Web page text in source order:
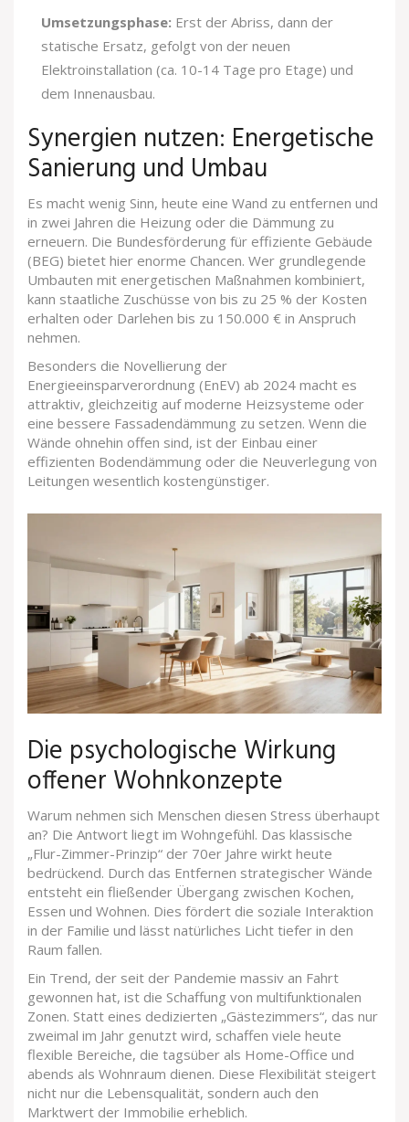
Umsetzungsphase: Erst der Abriss, dann der
statische Ersatz, gefolgt von der neuen
Elektroinstallation (ca. 10-14 Tage pro Etage) und
dem Innenausbau.
Synergien nutzen: Energetische
Sanierung und Umbau
Es macht wenig Sinn, heute eine Wand zu entfernen und
in zwei Jahren die Heizung oder die Dämmung zu
erneuern. Die Bundesförderung für effiziente Gebäude
(BEG) bietet hier enorme Chancen. Wer grundlegende
Umbauten mit energetischen Maßnahmen kombiniert,
kann staatliche Zuschüsse von bis zu 25 % der Kosten
erhalten oder Darlehen bis zu 150.000 € in Anspruch
nehmen.
Besonders die Novellierung der
Energieeinsparverordnung (EnEV) ab 2024 macht es
attraktiv, gleichzeitig auf moderne Heizsysteme oder
eine bessere Fassadendämmung zu setzen. Wenn die
Wände ohnehin offen sind, ist der Einbau einer
effizienten Bodendämmung oder die Neuverlegung von
Leitungen wesentlich kostengünstiger.
Die psychologische Wirkung
offener Wohnkonzepte
Warum nehmen sich Menschen diesen Stress überhaupt
an? Die Antwort liegt im Wohngefühl. Das klassische
„Flur-Zimmer-Prinzip“ der 70er Jahre wirkt heute
bedrückend. Durch das Entfernen strategischer Wände
entsteht ein fließender Übergang zwischen Kochen,
Essen und Wohnen. Dies fördert die soziale Interaktion
in der Familie und lässt natürliches Licht tiefer in den
Raum fallen.
Ein Trend, der seit der Pandemie massiv an Fahrt
gewonnen hat, ist die Schaffung von multifunktionalen
Zonen. Statt eines dedizierten „Gästezimmers“, das nur
zweimal im Jahr genutzt wird, schaffen viele heute
flexible Bereiche, die tagsüber als Home-Office und
abends als Wohnraum dienen. Diese Flexibilität steigert
nicht nur die Lebensqualität, sondern auch den
Marktwert der Immobilie erheblich.